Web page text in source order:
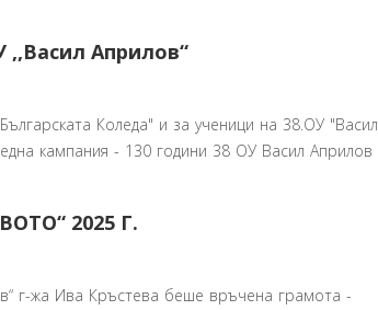
Априлов“
Коледа" и за ученици на 38.ОУ "Васил
кампания - 130 години 38 ОУ Васил Априлов
2025 Г.
г-жа Ива Кръстева беше връчена грамота -